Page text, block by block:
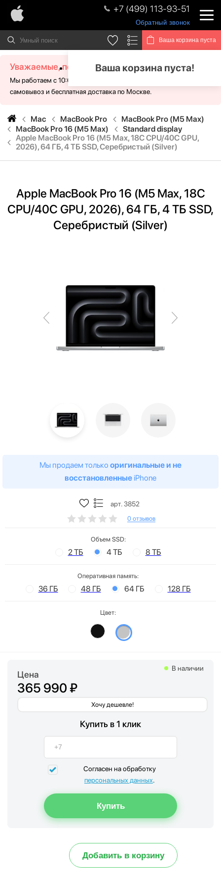
+7 (499) 113-93-51
Обратный звонок
Ваша корзина пуста
Ваша корзина пуста!
Уважаемые, посетители!
Мы работаем с 10:00 - 21:00 без выходных. Для Вас доступен
самовывоз и бесплатная доставка по Москве.
Mac MacBook Pro
MacBook Pro (M5 Max)
MacBook Pro 16 (M5 Max)
Standard display
Apple MacBook Pro 16 (M5 Max, 18C CPU/40C GPU,
2026), 64 ГБ, 4 ТБ SSD, Серебристый (Silver)
Apple MacBook Pro 16 (M5 Max, 18C
CPU/40C GPU, 2026), 64 ГБ, 4 ТБ SSD,
Серебристый (Silver)
Мы продаем только оригинальные и не
восстановленные iPhone
арт. 3852
0 отзывов
Объем SSD:
2 ТБ 4 ТБ 8 ТБ
Оперативная память:
36 ГБ 48 ГБ 64 ГБ 128 ГБ
Цвет:
Цена
365 990 ₽
Хочу дешевле!
В наличии
Купить в 1 клик
Согласен на обработку
персональных данных.
Добавить в корзину